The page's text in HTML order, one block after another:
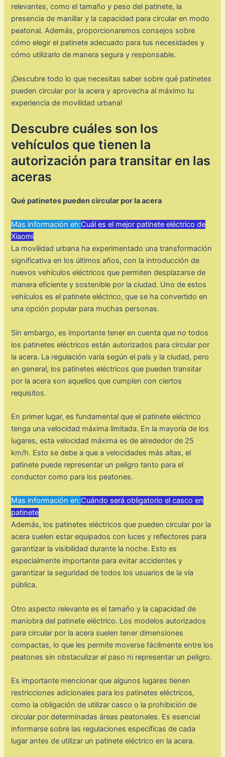
relevantes, como el tamaño y peso del patinete, la
presencia de manillar y la capacidad para circular en modo
peatonal. Además, proporcionaremos consejos sobre
cómo elegir el patinete adecuado para tus necesidades y
cómo utilizarlo de manera segura y responsable.
¡Descubre todo lo que necesitas saber sobre qué patinetes
pueden circular por la acera y aprovecha al máximo tu
experiencia de movilidad urbana!
Descubre cuáles son los
vehículos que tienen la
autorización para transitar en las
aceras
Qué patinetes pueden circular por la acera
Mas información en:Cuál es el mejor patinete eléctrico de
Xiaomi
La movilidad urbana ha experimentado una transformación
significativa en los últimos años, con la introducción de
nuevos vehículos eléctricos que permiten desplazarse de
manera eficiente y sostenible por la ciudad. Uno de estos
vehículos es el patinete eléctrico, que se ha convertido en
una opción popular para muchas personas.
Sin embargo, es importante tener en cuenta que no todos
los patinetes eléctricos están autorizados para circular por
la acera. La regulación varía según el país y la ciudad, pero
en general, los patinetes eléctricos que pueden transitar
por la acera son aquellos que cumplen con ciertos
requisitos.
En primer lugar, es fundamental que el patinete eléctrico
tenga una velocidad máxima limitada. En la mayoría de los
lugares, esta velocidad máxima es de alrededor de 25
km/h. Esto se debe a que a velocidades más altas, el
patinete puede representar un peligro tanto para el
conductor como para los peatones.
Mas información en:Cuándo será obligatorio el casco en
patinete
Además, los patinetes eléctricos que pueden circular por la
acera suelen estar equipados con luces y reflectores para
garantizar la visibilidad durante la noche. Esto es
especialmente importante para evitar accidentes y
garantizar la seguridad de todos los usuarios de la vía
pública.
Otro aspecto relevante es el tamaño y la capacidad de
maniobra del patinete eléctrico. Los modelos autorizados
para circular por la acera suelen tener dimensiones
compactas, lo que les permite moverse fácilmente entre los
peatones sin obstaculizar el paso ni representar un peligro.
Es importante mencionar que algunos lugares tienen
restricciones adicionales para los patinetes eléctricos,
como la obligación de utilizar casco o la prohibición de
circular por determinadas áreas peatonales. Es esencial
informarse sobre las regulaciones específicas de cada
lugar antes de utilizar un patinete eléctrico en la acera.